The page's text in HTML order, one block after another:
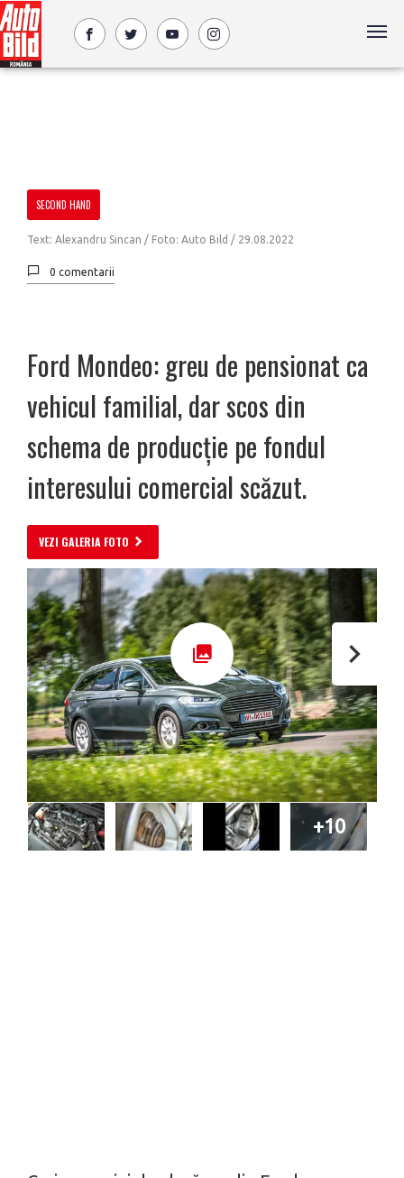
SECOND HAND
Text: Alexandru Sincan / Foto: Auto Bild / 29.08.2022
0 comentarii
Ford Mondeo: greu de pensionat ca
vehicul familial, dar scos din
schema de producție pe fondul
interesului comercial scăzut.
VEZI GALERIA FOTO
+10